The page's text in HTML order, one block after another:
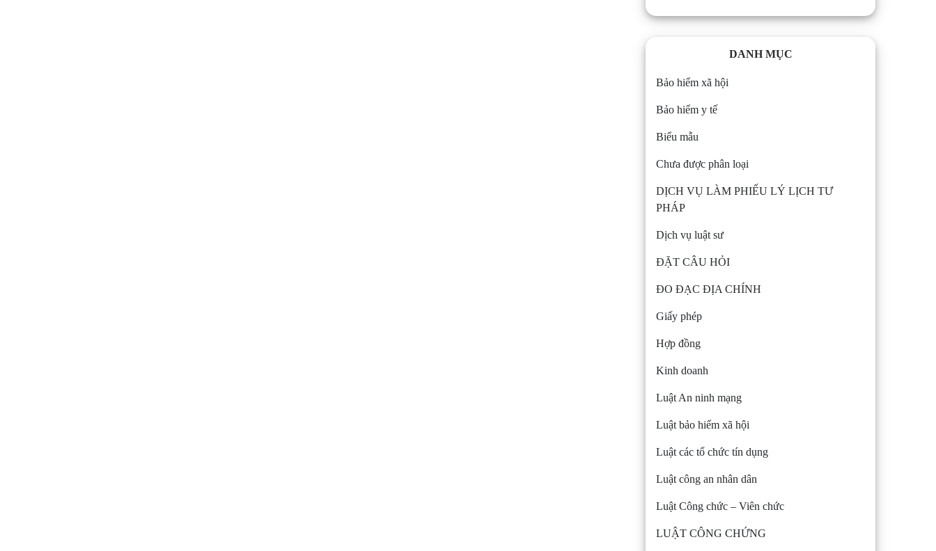
DANH MỤC
Bảo hiểm xã hội
Bảo hiểm y tế
Biểu mẫu
Chưa được phân loại
DỊCH VỤ LÀM PHIẾU LÝ LỊCH TƯ
PHÁP
Dịch vụ luật sư
ĐẶT CÂU HỎI
ĐO ĐẠC ĐỊA CHÍNH
Giấy phép
Hợp đồng
Kinh doanh
Luật An ninh mạng
Luật bảo hiểm xã hội
Luật các tổ chức tín dụng
Luật công an nhân dân
Luật Công chức – Viên chức
LUẬT CÔNG CHỨNG